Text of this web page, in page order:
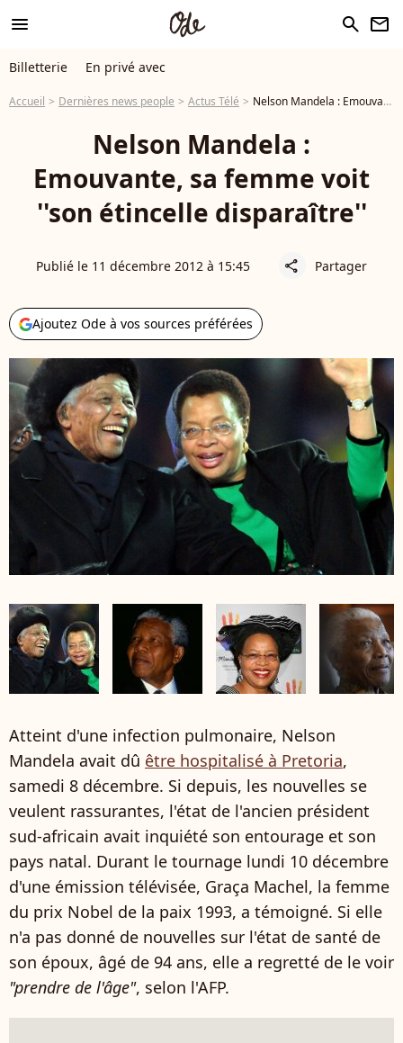
menu search newsletter
Billetterie En privé avec
Accueil Dernières news people Actus Télé Nelson Mandela : Emouvante, sa femme voit ''son étincelle disparaître''
Nelson Mandela :
Emouvante, sa femme voit
''son étincelle disparaître''
Publié le 11 décembre 2012 à 15:45 share Partager
Ajoutez Ode à vos sources préférées
Atteint d'une infection pulmonaire, Nelson
Mandela avait dû être hospitalisé à Pretoria,
samedi 8 décembre. Si depuis, les nouvelles se
veulent rassurantes, l'état de l'ancien président
sud-africain avait inquiété son entourage et son
pays natal. Durant le tournage lundi 10 décembre
d'une émission télévisée, Graça Machel, la femme
du prix Nobel de la paix 1993, a témoigné. Si elle
n'a pas donné de nouvelles sur l'état de santé de
son époux, âgé de 94 ans, elle a regretté de le voir
"prendre de l'âge", selon l'AFP.